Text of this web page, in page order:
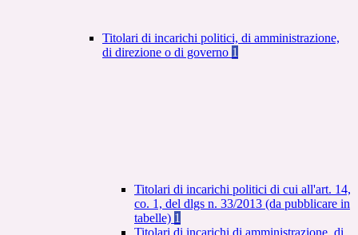
Titolari di incarichi politici, di amministrazione,
di direzione o di governo 1
Titolari di incarichi politici di cui all'art. 14,
co. 1, del dlgs n. 33/2013 (da pubblicare in
tabelle) 1